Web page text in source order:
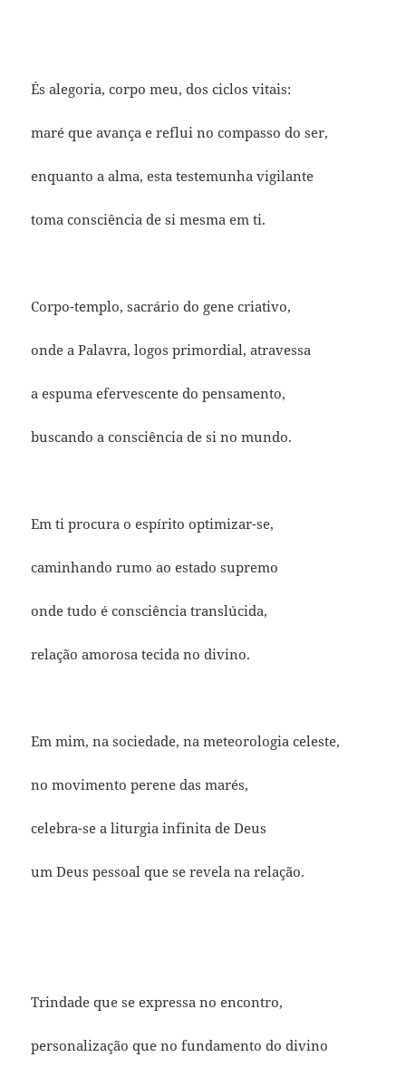
És alegoria, corpo meu, dos ciclos vitais:
maré que avança e reflui no compasso do ser,
enquanto a alma, esta testemunha vigilante
toma consciência de si mesma em ti.
Corpo-templo, sacrário do gene criativo,
onde a Palavra, logos primordial, atravessa
a espuma efervescente do pensamento,
buscando a consciência de si no mundo.
Em ti procura o espírito optimizar-se,
caminhando rumo ao estado supremo
onde tudo é consciência translúcida,
relação amorosa tecida no divino.
Em mim, na sociedade, na meteorologia celeste,
no movimento perene das marés,
celebra-se a liturgia infinita de Deus
um Deus pessoal que se revela na relação.
Trindade que se expressa no encontro,
personalização que no fundamento do divino